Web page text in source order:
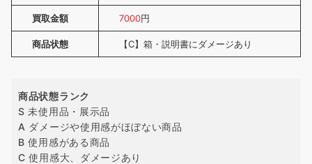
買取金額 7000円
商品状態 【C】箱・説明書にダメージあり
商品状態ランク
S 未使用品・展示品
A ダメージや使用感がほぼない商品
B 使用感がある商品
C 使用感大、ダメージあり